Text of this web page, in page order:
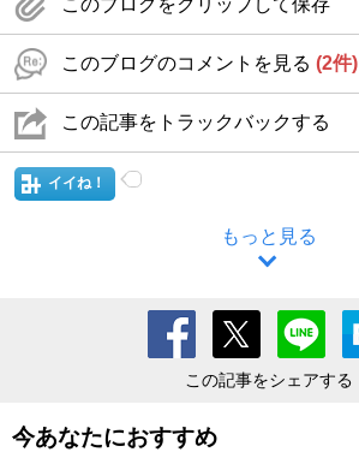
このブログをクリップして保存
このブログのコメントを見る (2件)
この記事をトラックバックする
イイね！
もっと見る
この記事をシェアする
今あなたにおすすめ